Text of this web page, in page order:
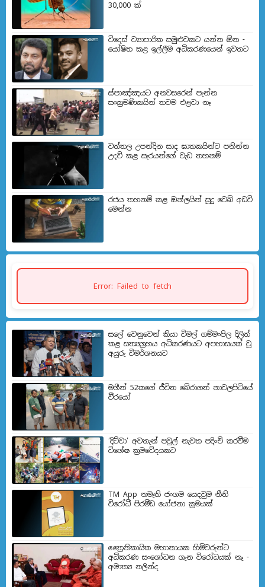
30,000 ක්
විදෙස් ව්‍යාපාරික සමුළුවකට යන්න ඕන -
යෝෂිත කළ ඉල්ලීම අධිකරණයෙන් ඉවතට
ස්පාඤ්ඤයට අනවසරෙන් පැන්න
සංක්‍රමණිකයින් තවම එළවා නෑ
වත්තල උපන්දින සාද ඝාතකයින්ට පනින්න
උදව් කළ සැරයන්ගේ වැඩ තහනම්
රජය තහනම් කළ ඔන්ලයින් සූදු වෙබ් අඩවි
මෙන්න
Error: Failed to fetch
සලේ වෙනුවෙන් කියා විමල් ගම්මංපිල දිලිත්
කළ සත්‍යග්‍රහය අධිකරණයට අපහාසයක් වූ
අයුරු විමර්ශනයට
මගීන් 52කගේ ජීවිත බේරා­ගත් නාව­ල­පි­ටියේ
වීරයෝ
‘දිට්වා’ අවතැන් පවුල් නැවත පදිංචි කරවීම
විශේෂ ක්‍රමවේදයකට
TM App නමැති ජංගම යෙදවුම නීති
විරෝධී පිරමීඩ යෝජනා ක්‍රමයක්
ත්‍රෛනිකායික මහානායක හිමිවරුන්ට
අධිකරණ සංශෝධන ගැන විරෝධයක් නෑ -
අමාත්‍ය නලින්ද